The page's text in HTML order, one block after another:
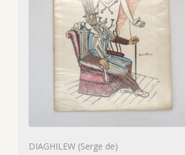
DIAGHILEW (Serge de)